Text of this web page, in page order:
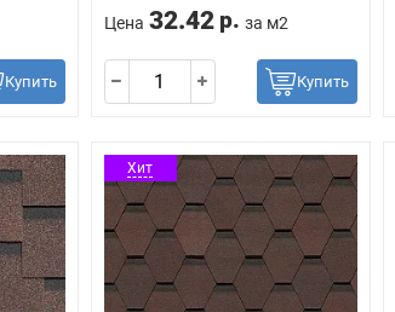
Купить
Цена 32.42 р. за м2
Купить
Хит